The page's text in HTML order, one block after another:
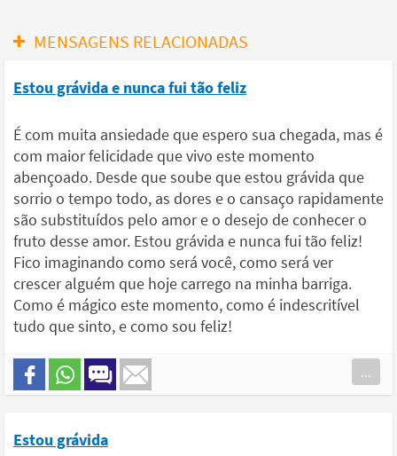
MENSAGENS RELACIONADAS
Estou grávida e nunca fui tão feliz
É com muita ansiedade que espero sua chegada, mas é
com maior felicidade que vivo este momento
abençoado. Desde que soube que estou grávida que
sorrio o tempo todo, as dores e o cansaço rapidamente
são substituídos pelo amor e o desejo de conhecer o
fruto desse amor. Estou grávida e nunca fui tão feliz!
Fico imaginando como será você, como será ver
crescer alguém que hoje carrego na minha barriga.
Como é mágico este momento, como é indescritível
tudo que sinto, e como sou feliz!
...
Estou grávida